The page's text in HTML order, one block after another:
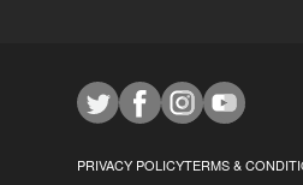
PRIVACY POLICYTERMS &